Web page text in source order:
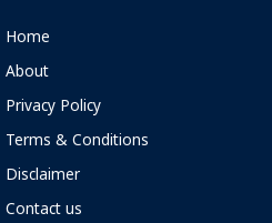
Home
About
Privacy Policy
Terms & Conditions
Disclaimer
Contact us